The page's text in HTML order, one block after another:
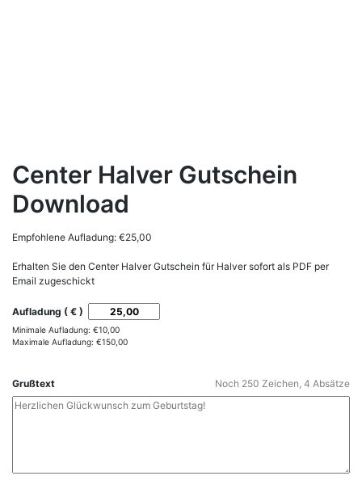
Center Halver Gutschein
Download
Empfohlene Aufladung: €25,00
Erhalten Sie den Center Halver Gutschein für Halver sofort als PDF per
Email zugeschickt
Aufladung ( € )
Minimale Aufladung: €10,00
Maximale Aufladung: €150,00
Grußtext Noch 250 Zeichen, 4 Absätze